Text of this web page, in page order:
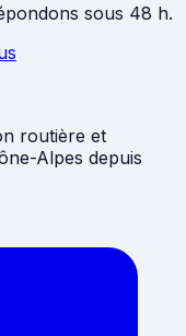
sous 48 h.
routière et
Alpes depuis